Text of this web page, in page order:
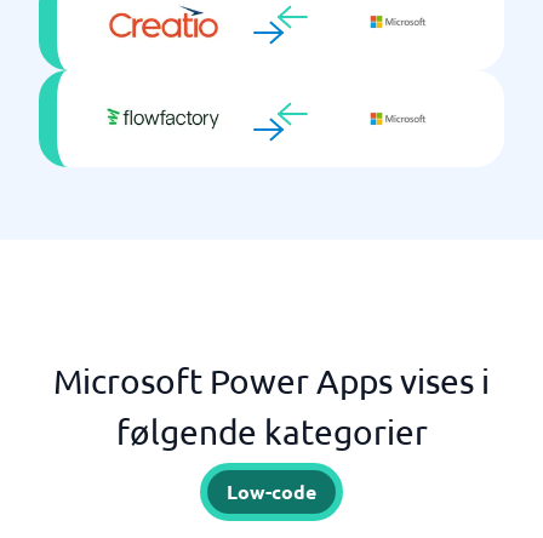
Microsoft Power Apps vises i
følgende kategorier
Low-code